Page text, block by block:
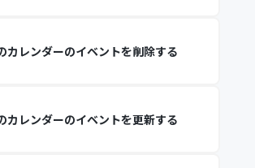
カレンダーのイベントを削除する
カレンダーのイベントを更新する